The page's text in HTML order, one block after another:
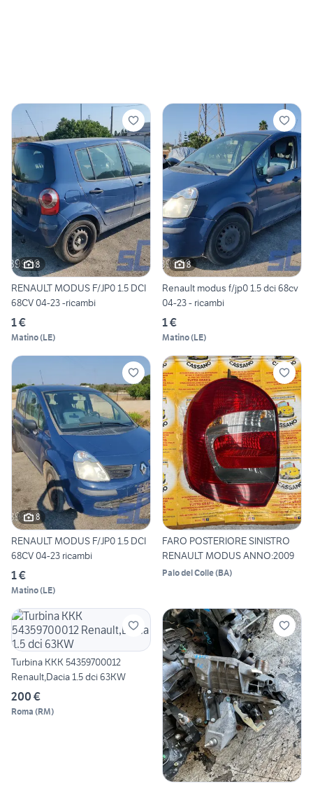
8
RENAULT MODUS F/JP0 1.5 DCI
68CV 04-23 -ricambi
1 €
Matino(LE)
8
Renault modus f/jp0 1.5 dci 68cv
04-23 - ricambi
1 €
Matino(LE)
8
RENAULT MODUS F/JP0 1.5 DCI
68CV 04-23 ricambi
1 €
Matino(LE)
FARO POSTERIORE SINISTRO
RENAULT MODUS ANNO:2009
Palo del Colle(BA)
Turbina KKK 54359700012
Renault,Dacia 1.5 dci 63KW
200 €
Roma (RM)